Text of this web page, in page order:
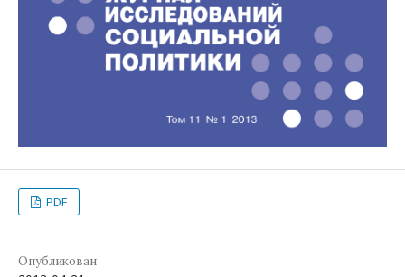
PDF
Опубликован